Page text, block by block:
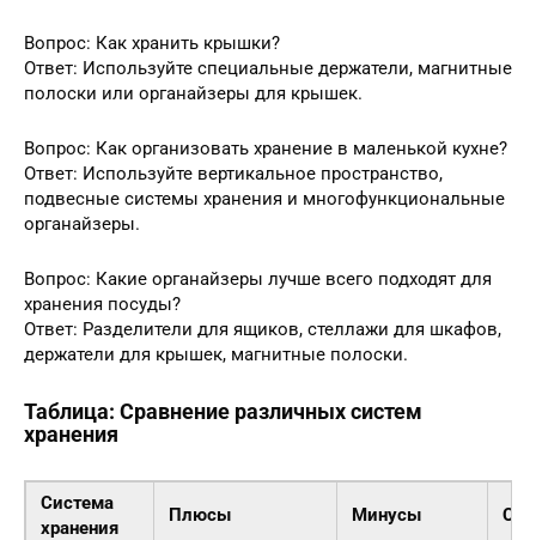
Вопрос: Как хранить крышки?
Ответ: Используйте специальные держатели, магнитные
полоски или органайзеры для крышек.
Вопрос: Как организовать хранение в маленькой кухне?
Ответ: Используйте вертикальное пространство,
подвесные системы хранения и многофункциональные
органайзеры.
Вопрос: Какие органайзеры лучше всего подходят для
хранения посуды?
Ответ: Разделители для ящиков, стеллажи для шкафов,
держатели для крышек, магнитные полоски.
Таблица: Сравнение различных систем
хранения
Система
хранения
Плюсы Минусы